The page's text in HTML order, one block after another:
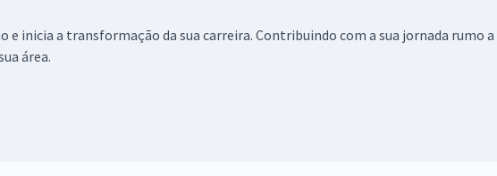
e inicia a transformação da sua carreira. Contribuindo com a sua jornada rumo
área.